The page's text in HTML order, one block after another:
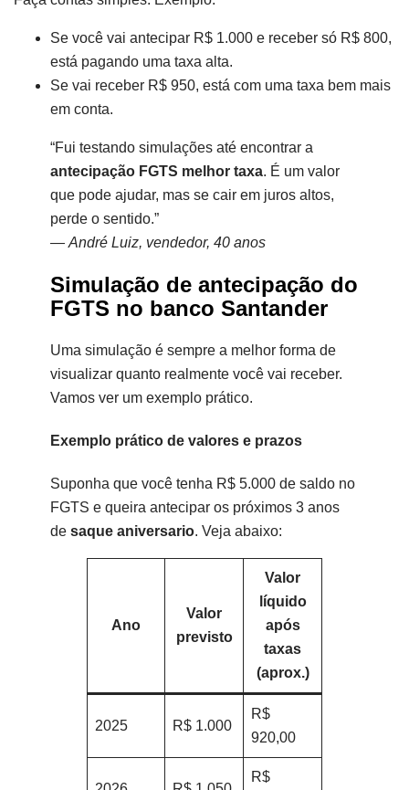
Se você vai antecipar R$ 1.000 e receber só R$ 800,
está pagando uma taxa alta.
Se vai receber R$ 950, está com uma taxa bem mais
em conta.
“Fui testando simulações até encontrar a
antecipação FGTS melhor taxa. É um valor
que pode ajudar, mas se cair em juros altos,
perde o sentido.”
— André Luiz, vendedor, 40 anos
Simulação de antecipação do
FGTS no banco Santander
Uma simulação é sempre a melhor forma de
visualizar quanto realmente você vai receber.
Vamos ver um exemplo prático.
Exemplo prático de valores e prazos
Suponha que você tenha R$ 5.000 de saldo no
FGTS e queira antecipar os próximos 3 anos
de saque aniversario. Veja abaixo:
Ano
Valor
previsto
Valor
líquido
após
taxas
(aprox.)
2025 R$ 1.000
R$
920,00
R$